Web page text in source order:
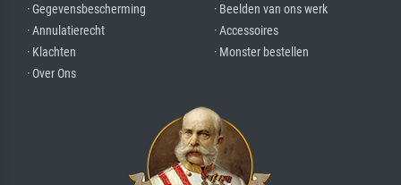
· Gegevensbescherming
· Annulatierecht
· Klachten
· Over Ons
· Beelden van ons werk
· Accessoires
· Monster bestellen